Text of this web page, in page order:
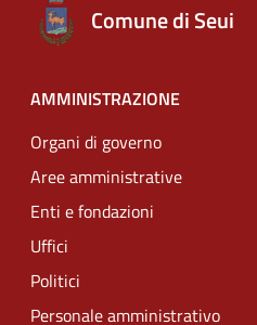
Comune di Seui
AMMINISTRAZIONE
Organi di governo
Aree amministrative
Enti e fondazioni
Uffici
Politici
Personale amministrativo